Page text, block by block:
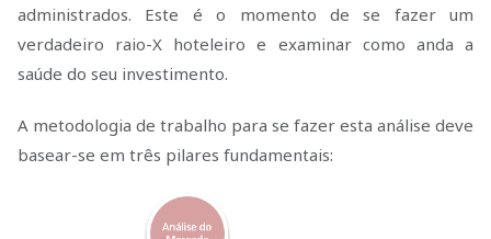
administrados. Este é o momento de se fazer um
verdadeiro raio-X hoteleiro e examinar como anda a
saúde do seu investimento.
A metodologia de trabalho para se fazer esta análise deve
basear-se em três pilares fundamentais: